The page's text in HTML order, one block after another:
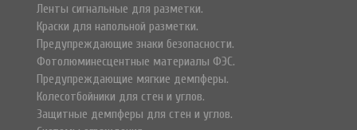
Ленты сигнальные для разметки.
Краски для напольной разметки.
Предупреждающие знаки безопасности.
Фотолюминесцентные материалы ФЭС.
Предупреждающие мягкие демпферы.
Колесотбойники для стен и углов.
Защитные демпферы для стен и углов.